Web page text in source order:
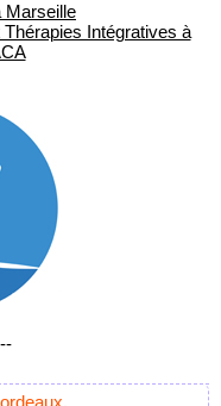
Marseille
Intégratives à